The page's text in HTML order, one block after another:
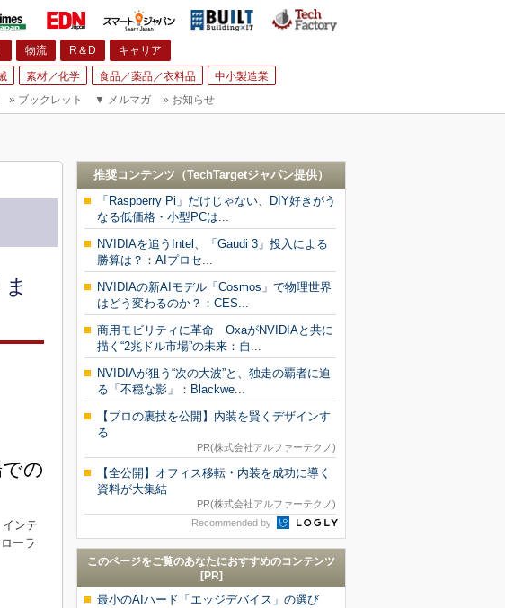
物流 R＆D キャリア
素材／化学 食品／薬品／衣料品
中小製造業
» ブックレット ▼ メルマガ » お知らせ
の
ンテ
ーラ
推奨コンテンツ（TechTargetジャパン提供）
「Raspberry Pi」だけじゃない、DIY好きがう
なる低価格・小型PCは...
NVIDIAを追うIntel、「Gaudi 3」投入による
勝算は？：AIプロセ...
NVIDIAの新AIモデル「Cosmos」で物理世界
はどう変わるのか？：CES...
商用モビリティに革命 OxaがNVIDIAと共に
描く“2兆ドル市場”の未来：自...
NVIDIAが狙う“次の大波”と、独走の覇者に迫
る「不穏な影」：Blackwe...
【プロの裏技を公開】内装を賢くデザインす
る
PR(株式会社アルファーテクノ)
【全公開】オフィス移転・内装を成功に導く
資料が大集結
PR(株式会社アルファーテクノ)
Recommended by
このページをご覧のあなたにおすすめのコンテンツ
[PR]
最小のAIハード「エッジデバイス」の選び